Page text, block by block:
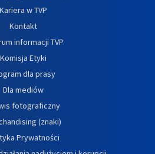
Kariera w TVP
Kontakt
informacji TVP
Komisja Etyki
dla prasy
Dla mediów
fotograficzny
(znaki)
Prywatności